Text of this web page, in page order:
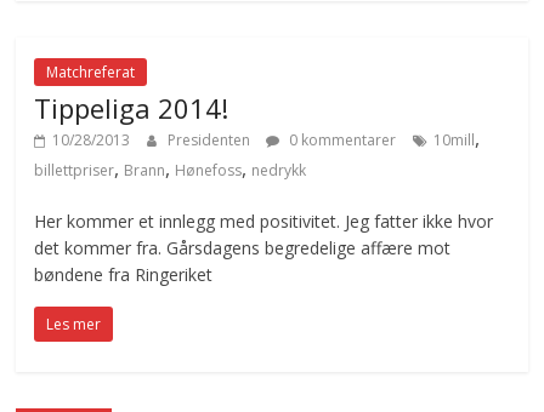
Matchreferat
Tippeliga 2014!
10/28/2013 Presidenten 0 kommentarer 10mill,
billettpriser, Brann, Hønefoss, nedrykk
Her kommer et innlegg med positivitet. Jeg fatter ikke hvor
det kommer fra. Gårsdagens begredelige affære mot
bøndene fra Ringeriket
Les mer